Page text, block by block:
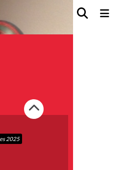
2025